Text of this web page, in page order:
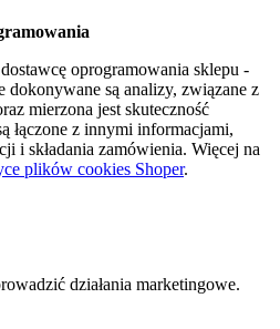
oprogramowania sklepu -
dokonywane są analizy, związane z
mierzona jest skuteczność
łączone z innymi informacjami,
i składania zamówienia. Więcej na
plików cookies Shoper.
działania marketingowe.